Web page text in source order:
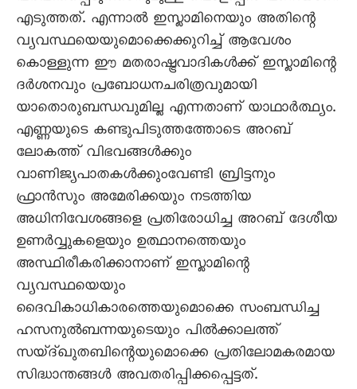
എടുത്തത്. എന്നാൽ ഇസ്ലാമിനെയും അതിന്റെ
വ്യവസ്ഥയെയുമൊക്കെക്കുറിച്ച് ആവേശം
കൊള്ളുന്ന ഈ മതരാഷ്ട്രവാദികൾക്ക് ഇസ്ലാമിന്റെ
ദർശനവും പ്രബോധനചരിത്രവുമായി
യാതൊരുബന്ധവുമില്ല എന്നതാണ് യാഥാർത്ഥ്യം.
എണ്ണയുടെ കണ്ടുപിടുത്തത്തോടെ അറബ്
ലോകത്ത് വിഭവങ്ങൾക്കും
വാണിജ്യപാതകൾക്കുംവേണ്ടി ബ്രിട്ടനും
ഫ്രാൻസും അമേരിക്കയും നടത്തിയ
അധിനിവേശങ്ങളെ പ്രതിരോധിച്ച അറബ് ദേശീയ
ഉണർവ്വുകളെയും ഉത്ഥാനത്തെയും
അസ്ഥിരീകരിക്കാനാണ് ഇസ്ലാമിന്റെ
വ്യവസ്ഥയെയും
ദൈവികാധികാരത്തെയുമൊക്കെ സംബന്ധിച്ച
ഹസനുൽബന്നയുടെയും പിൽക്കാലത്ത്
സയ്ദ്ഖുതബിന്റെയുമൊക്കെ പ്രതിലോമകരമായ
സിദ്ധാന്തങ്ങൾ അവതരിപ്പിക്കപ്പെട്ടത്.